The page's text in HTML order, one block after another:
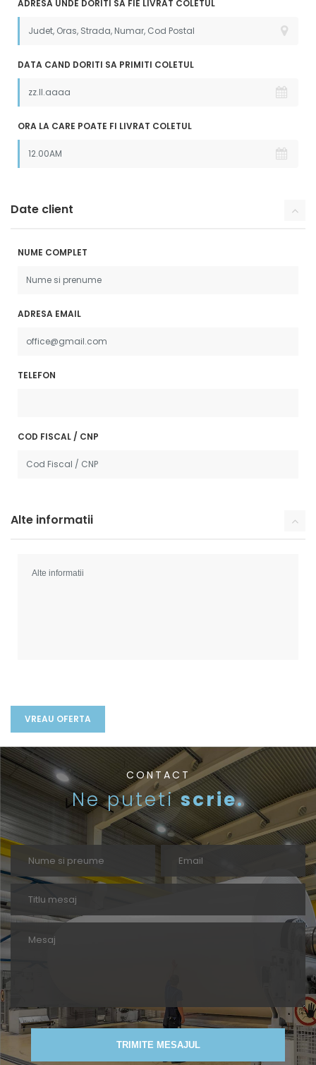
ADRESA UNDE DORITI SA FIE LIVRAT COLETUL
DATA CAND DORITI SA PRIMITI COLETUL
ORA LA CARE POATE FI LIVRAT COLETUL
Date client
NUME COMPLET
ADRESA EMAIL
TELEFON
COD FISCAL / CNP
Alte informatii
CONTACT
Ne putetiscrie.
TRIMITE MESAJUL